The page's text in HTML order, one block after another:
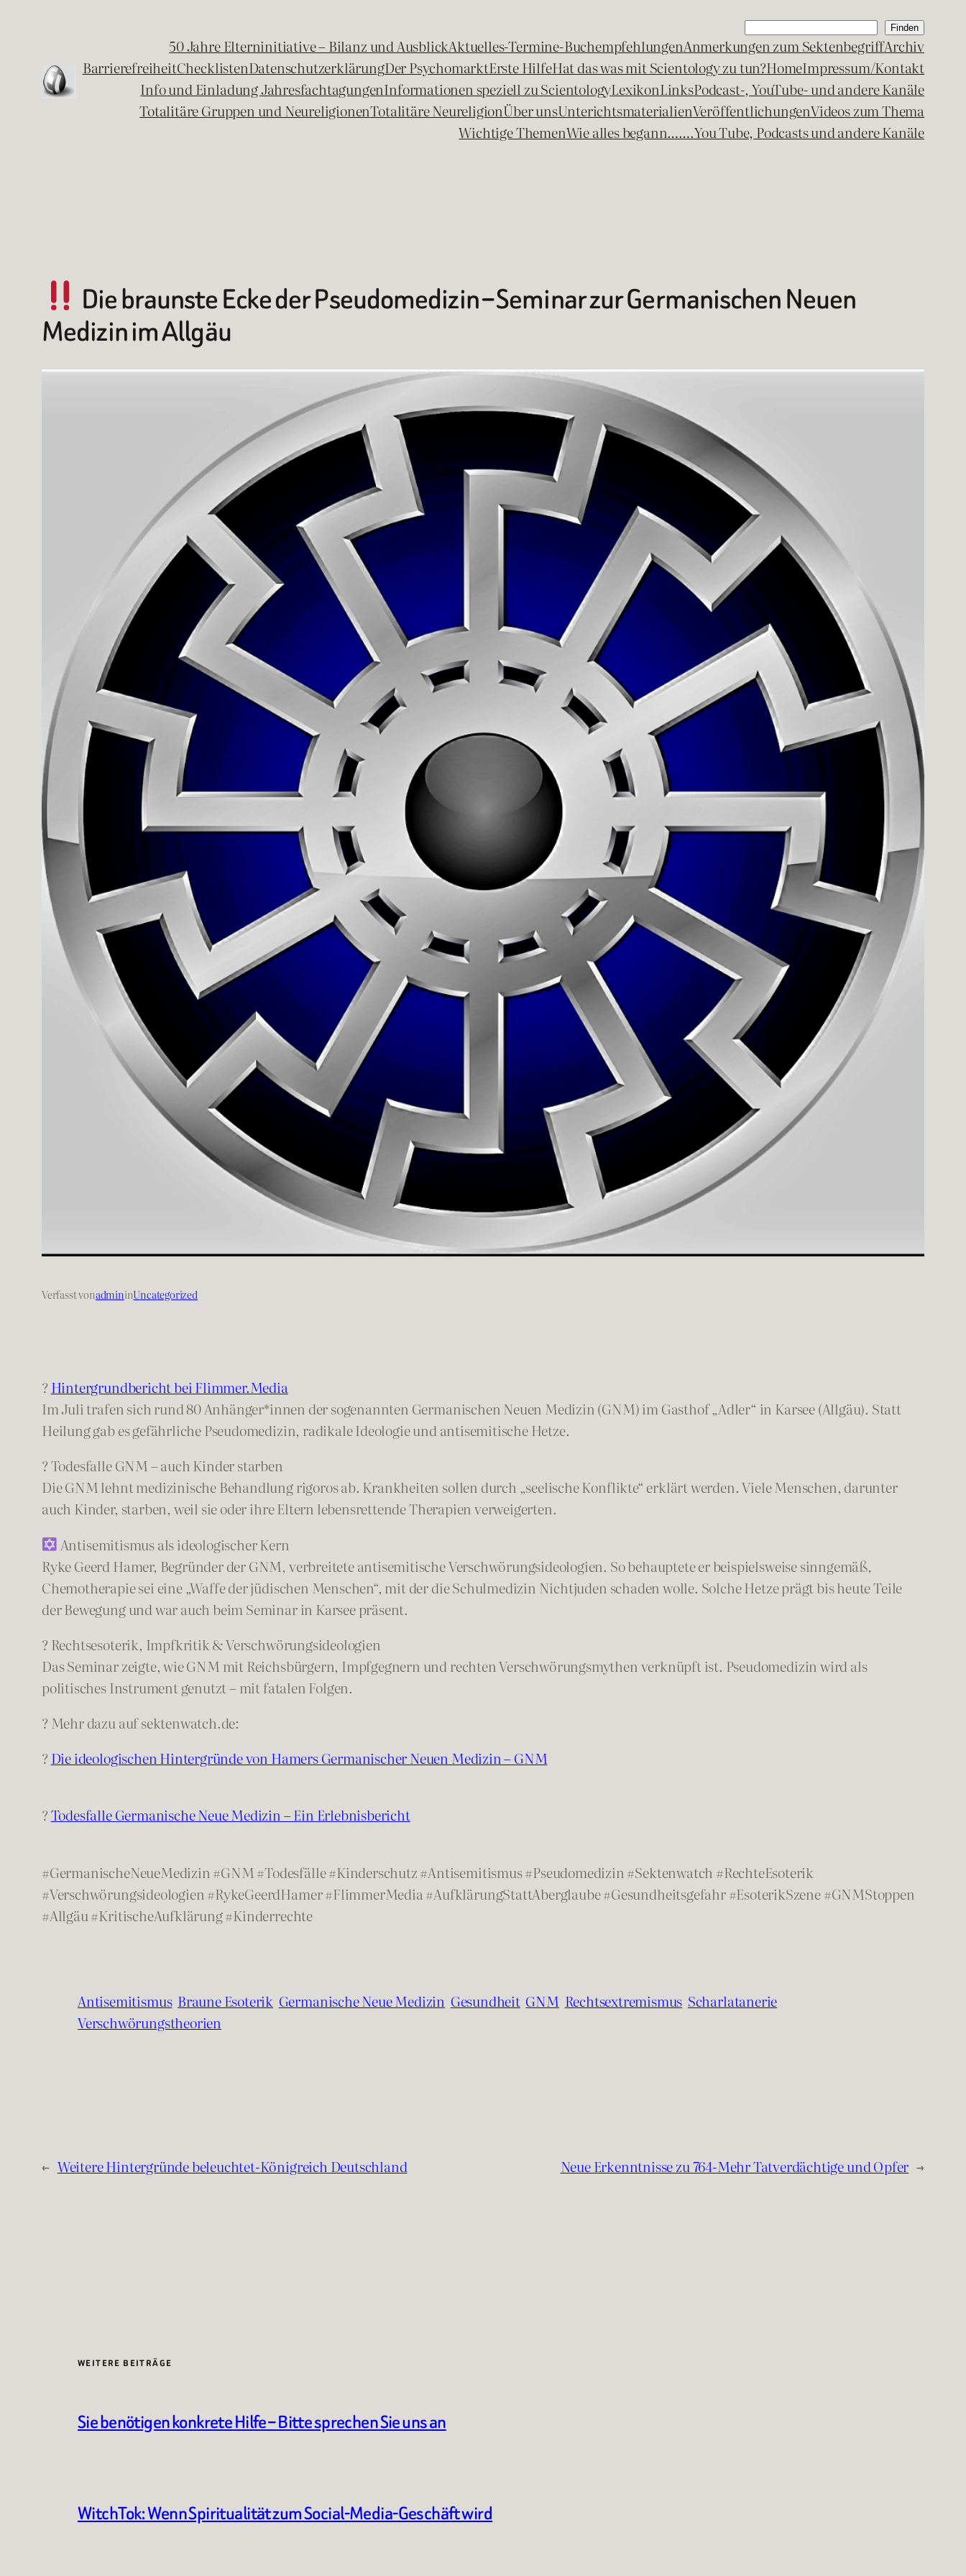
Suchen Finden
50 Jahre Elterninitiative – Bilanz und AusblickAktuelles-Termine-BuchempfehlungenAnmerkungen zum SektenbegriffArchiv
BarrierefreiheitChecklistenDatenschutzerklärungDer PsychomarktErste HilfeHat das was mit Scientology zu tun?HomeImpressum/Kontakt
Info und Einladung JahresfachtagungenInformationen speziell zu ScientologyLexikonLinksPodcast-, YouTube- und andere Kanäle
Totalitäre Gruppen und NeureligionenTotalitäre NeureligionÜber unsUnterichtsmaterialienVeröffentlichungenVideos zum Thema
Wichtige ThemenWie alles begann…….You Tube, Podcasts und andere Kanäle
Die braunste Ecke der Pseudomedizin – Seminar zur Germanischen Neuen
Medizin im Allgäu
Verfasst vonadmininUncategorized
? Hintergrundbericht bei Flimmer.Media
Im Juli trafen sich rund 80 Anhänger*innen der sogenannten Germanischen Neuen Medizin (GNM) im Gasthof „Adler“ in Karsee (Allgäu). Statt
Heilung gab es gefährliche Pseudomedizin, radikale Ideologie und antisemitische Hetze.
? Todesfalle GNM – auch Kinder starben
Die GNM lehnt medizinische Behandlung rigoros ab. Krankheiten sollen durch „seelische Konflikte“ erklärt werden. Viele Menschen, darunter
auch Kinder, starben, weil sie oder ihre Eltern lebensrettende Therapien verweigerten.
Antisemitismus als ideologischer Kern
Ryke Geerd Hamer, Begründer der GNM, verbreitete antisemitische Verschwörungsideologien. So behauptete er beispielsweise sinngemäß,
Chemotherapie sei eine „Waffe der jüdischen Menschen“, mit der die Schulmedizin Nichtjuden schaden wolle. Solche Hetze prägt bis heute Teile
der Bewegung und war auch beim Seminar in Karsee präsent.
?️ Rechtsesoterik, Impfkritik & Verschwörungsideologien
Das Seminar zeigte, wie GNM mit Reichsbürgern, Impfgegnern und rechten Verschwörungsmythen verknüpft ist. Pseudomedizin wird als
politisches Instrument genutzt – mit fatalen Folgen.
? Mehr dazu auf sektenwatch.de:
? Die ideologischen Hintergründe von Hamers Germanischer Neuen Medizin – GNM
?Todesfalle Germanische Neue Medizin – Ein Erlebnisbericht
#GermanischeNeueMedizin #GNM #Todesfälle #Kinderschutz #Antisemitismus #Pseudomedizin #Sektenwatch #RechteEsoterik
#Verschwörungsideologien #RykeGeerdHamer #FlimmerMedia #AufklärungStattAberglaube #Gesundheitsgefahr #EsoterikSzene #GNMStoppen
#Allgäu #KritischeAufklärung #Kinderrechte
Antisemitismus Braune Esoterik Germanische Neue Medizin Gesundheit GNM Rechtsextremismus Scharlatanerie
Verschwörungstheorien
← Weitere Hintergründe beleuchtet-Königreich Deutschland Neue Erkenntnisse zu 764-Mehr Tatverdächtige und Opfer →
WEITERE BEITRÄGE
Sie benötigen konkrete Hilfe – Bitte sprechen Sie uns an
WitchTok: Wenn Spiritualität zum Social-Media-Geschäft wird